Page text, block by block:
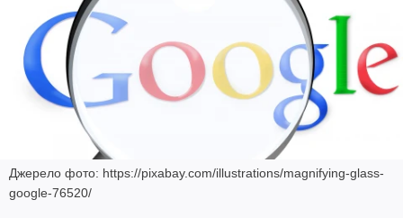
Джерело фото: https://pixabay.com/illustrations/magnifying-glass-
google-76520/